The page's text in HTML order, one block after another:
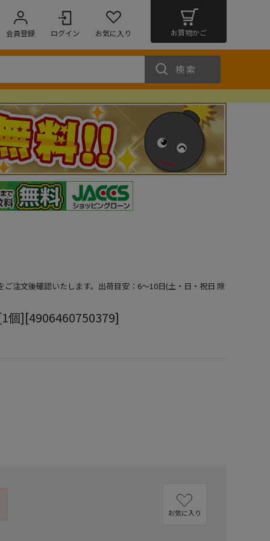
会員登録 ログイン お気に入り お買物かご
検索
注文後確認いたします。出荷目安：6～10日(土・日・祝日 除
個][4906460750379]
お気に入り